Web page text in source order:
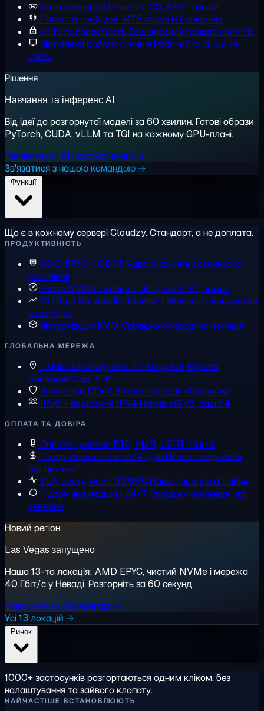
Ігрові сервери Minecraft, CS, ARK та інше
Forex та трейдинг MT5 поруч із брокером
VPN та приватністьВаш власний приватний VPN
Віддалена робоча станціяРобочий стіл, що не
спить
Рішення
Навчання та інференс AI
Від ідеї до розгорнутої моделі за 60 хвилин. Готові образи
PyTorch, CUDA, vLLM та TGI на кожному GPU-плані.
Переглянути AI-навантаження →
Зв'язатися з нашою командою →
Що є в кожному сервері Cloudzy. Стандарт, а не доплата.
ПРОДУКТИВНІСТЬ
AMD EPYC + DDR5 Ядра й пам'ять останнього
покоління
Чисте NVMe-сховищеЖодних HDD, ніколи
10 Gbps Bandwidth Тарифи з високою пропускною
здатністю
Віртуалізація KVM Справжня апаратна ізоляція
ГЛОБАЛЬНА МЕРЕЖА
13 Місцезнаходжень Пн. Америка, Європа,
Близький Схід, АТР
Захист від DDoS Захист від атак вбудовано
IPv6 + виділений IPv4 Нативний v6, ваш v4
ОПЛАТА ТА ДОВІРА
Оплата криптою BTC, XMR, USDT та інші
Повернення коштів за 14 днів Повне повернення,
без питань
SLA доступності 99,95% Наша гарантія аптайму
Підтримка людьми 24/7Справжні інженери, за
хвилини
Новий регіон
Las Vegas запущено
Наша 13-та локація: AMD EPYC, чистий NVMe і мережа
40 Гбіт/с у Неваді. Розгорніть за 60 секунд.
Розгорнути в Лас-Вегасі →
Усі 13 локацій →
1000+ застосунків розгортаються одним кліком, без
налаштування та зайвого клопоту.
НАЙЧАСТІШЕ ВСТАНОВЛЮЮТЬ